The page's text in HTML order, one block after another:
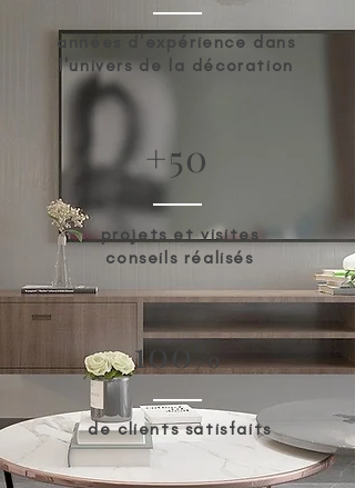
années d'expérience dans
l'univers de la décoration
projets et visites
conseils réalisés
+50
de clients satisfaits
100%